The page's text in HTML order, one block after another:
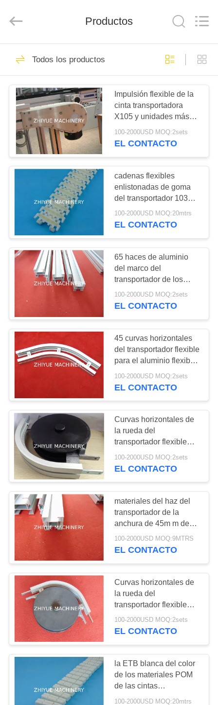
CASA
PRODUCTOS
SOBRE
NOSOTROS
RECORRIDO
FÁBRICA
CONTROL
CALIDAD
CONTACTA
CON
NOSOTROS
SOLICITAR
UNA
CITA
MAPA
DEL
SITIO
PRIVACY
POLICY
Rights
by
Cadenas flexibles
de los
transportadores
LF44
Cadenas flexibles
de los
transportadores
LF63
10
Cintas
transportadoras
flexibles LF83
Cintas
transportadoras
flexibles LF103
9
Cintas
transportadoras
flexibles LF137
Cintas
transportadoras
flexibles LF175
2
Cintas
Productos
Todos los productos
Impulsión flexible de la
cinta transportadora
X105 y unidades más
ociosas para las líneas
del transportador
100-2000USD MOQ:2sets
EL CONTACTO
cadenas flexibles
enlistonadas de goma
del transportador 103E
para la categoría
alimenticia flexible de
100-2000USD MOQ:20mtrs
EL CONTACTO
65 haces de aluminio
del marco del
transportador de los
haces para los sistemas
de transportador
100-2000USD MOQ:2sets
EL CONTACTO
45 curvas horizontales
del transportador flexible
para el aluminio flexible
de los MATERIALES de
las cadenas de 45m m
100-2000USD MOQ:2sets
EL CONTACTO
Curvas horizontales de
la rueda del
transportador flexible
105BP para los
MATERIALES flexibles
100-2000USD MOQ:2sets
EL CONTACTO
materiales del haz del
transportador de la
anchura de 45m m de
aluminio para los
sistemas de
100-2000USD MOQ:9MTRS
EL CONTACTO
Curvas horizontales de
la rueda del
transportador flexible
85BP para los
MATERIALES flexibles
100-2000USD MOQ:2sets
EL CONTACTO
la ETB blanca del color
de los materiales POM
de las cintas
transportadoras del top
100-2000USD MOQ:20mtrs